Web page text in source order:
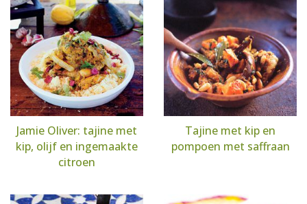
Jamie Oliver: tajine met
kip, olijf en ingemaakte
citroen
Tajine met kip en
pompoen met saffraan